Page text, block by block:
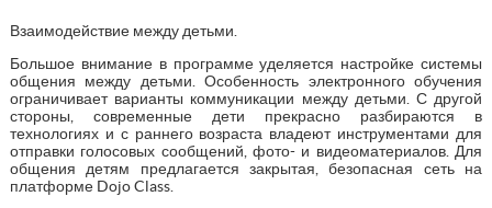
Взаимодействие между детьми.
Большое внимание в программе уделяется настройке системы
общения между детьми. Особенность электронного обучения
ограничивает варианты коммуникации между детьми. С другой
стороны, современные дети прекрасно разбираются в
технологиях и с раннего возраста владеют инструментами для
отправки голосовых сообщений, фото- и видеоматериалов. Для
общения детям предлагается закрытая, безопасная сеть на
платформе Dojo Class.